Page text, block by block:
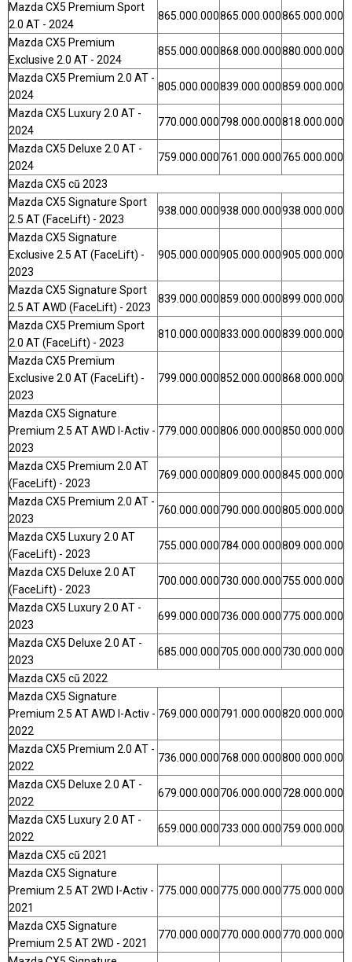
Mazda CX5 Premium Sport
2.0 AT - 2024
865.000.000865.000.000865.000.000
Mazda CX5 Premium
Exclusive 2.0 AT - 2024
855.000.000868.000.000880.000.000
Mazda CX5 Premium 2.0 AT -
2024
805.000.000839.000.000859.000.000
Mazda CX5 Luxury 2.0 AT -
2024
770.000.000798.000.000818.000.000
Mazda CX5 Deluxe 2.0 AT -
2024
759.000.000761.000.000765.000.000
Mazda CX5 cũ 2023
Mazda CX5 Signature Sport
2.5 AT (FaceLift) - 2023
938.000.000938.000.000938.000.000
Mazda CX5 Signature
Exclusive 2.5 AT (FaceLift) -
2023
905.000.000905.000.000905.000.000
Mazda CX5 Signature Sport
2.5 AT AWD (FaceLift) - 2023
839.000.000859.000.000899.000.000
Mazda CX5 Premium Sport
2.0 AT (FaceLift) - 2023
810.000.000833.000.000839.000.000
Mazda CX5 Premium
Exclusive 2.0 AT (FaceLift) -
2023
799.000.000852.000.000868.000.000
Mazda CX5 Signature
Premium 2.5 AT AWD I-Activ -
2023
779.000.000806.000.000850.000.000
Mazda CX5 Premium 2.0 AT
(FaceLift) - 2023
769.000.000809.000.000845.000.000
Mazda CX5 Premium 2.0 AT -
2023
760.000.000790.000.000805.000.000
Mazda CX5 Luxury 2.0 AT
(FaceLift) - 2023
755.000.000784.000.000809.000.000
Mazda CX5 Deluxe 2.0 AT
(FaceLift) - 2023
700.000.000730.000.000755.000.000
Mazda CX5 Luxury 2.0 AT -
2023
699.000.000736.000.000775.000.000
Mazda CX5 Deluxe 2.0 AT -
2023
685.000.000705.000.000730.000.000
Mazda CX5 cũ 2022
Mazda CX5 Signature
Premium 2.5 AT AWD I-Activ -
2022
769.000.000791.000.000820.000.000
Mazda CX5 Premium 2.0 AT -
2022
736.000.000768.000.000800.000.000
Mazda CX5 Deluxe 2.0 AT -
2022
679.000.000706.000.000728.000.000
Mazda CX5 Luxury 2.0 AT -
2022
659.000.000733.000.000759.000.000
Mazda CX5 cũ 2021
Mazda CX5 Signature
Premium 2.5 AT 2WD I-Activ -
2021
775.000.000775.000.000775.000.000
Mazda CX5 Signature
Premium 2.5 AT 2WD - 2021
770.000.000770.000.000770.000.000